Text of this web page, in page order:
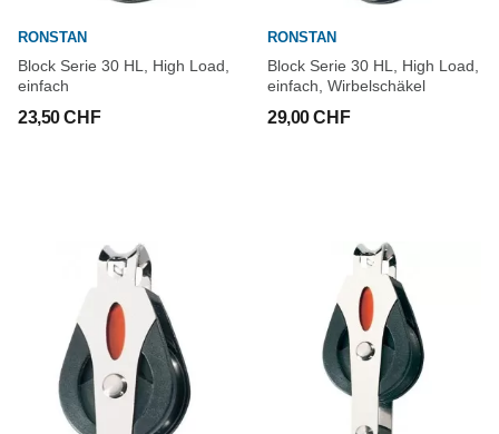
RONSTAN
Block Serie 30 HL, High Load,
einfach
23,50 CHF
RONSTAN
Block Serie 30 HL, High Load,
einfach, Wirbelschäkel
29,00 CHF